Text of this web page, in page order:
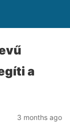
a
3 months ago